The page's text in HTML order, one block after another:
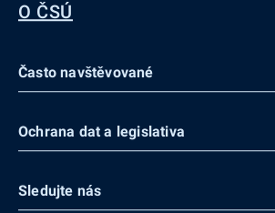
O ČSÚ
Často navštěvované
Ochrana dat a legislativa
Sledujte nás